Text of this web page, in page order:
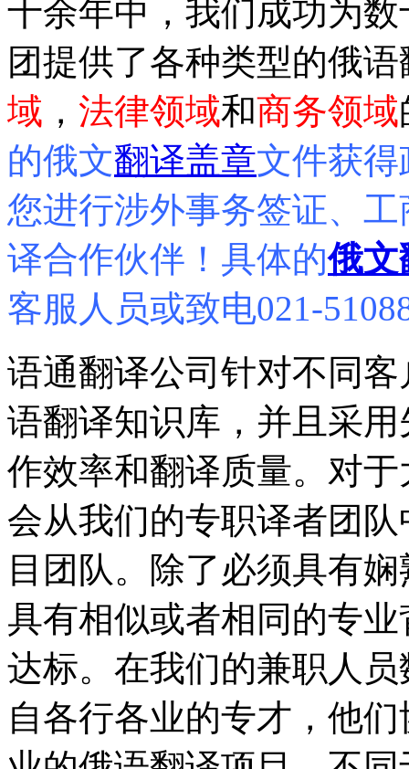
十余年中，我们成功为
团提供了各种类型的俄
域 ， 法律领域和商务领域
的俄文翻译盖章文件获
您进行涉外事务签证、
译合作伙伴！具体的俄文
客服人员或致电021-
语通翻译公司针对不同
语翻译知识库，并且采
作效率和翻译质量。对
会从我们的专职译者团
目团队。除了必须具有
具有相似或者相同的专
达标。在我们的兼职人
自各行各业的专才，他